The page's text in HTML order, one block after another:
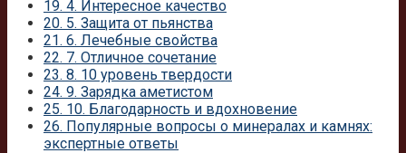
19. 4. Интересное качество
20. 5. Защита от пьянства
21. 6. Лечебные свойства
22. 7. Отличное сочетание
23. 8. 10 уровень твердости
24. 9. Зарядка аметистом
25. 10. Благодарность и вдохновение
26. Популярные вопросы о минералах и камнях:
экспертные ответы